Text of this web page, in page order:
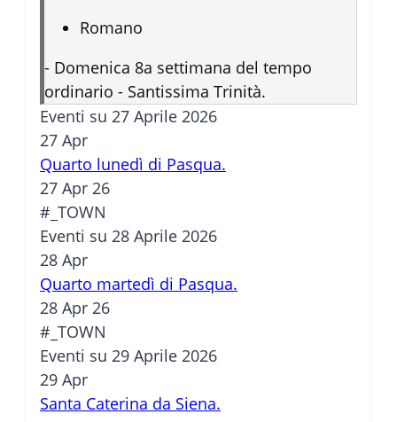
Romano
- Domenica 8a settimana del tempo
ordinario - Santissima Trinità.
Eventi su 27 Aprile 2026
27 Apr
Quarto lunedì di Pasqua.
27 Apr 26
#_TOWN
Eventi su 28 Aprile 2026
28 Apr
Quarto martedì di Pasqua.
28 Apr 26
#_TOWN
Eventi su 29 Aprile 2026
29 Apr
Santa Caterina da Siena.